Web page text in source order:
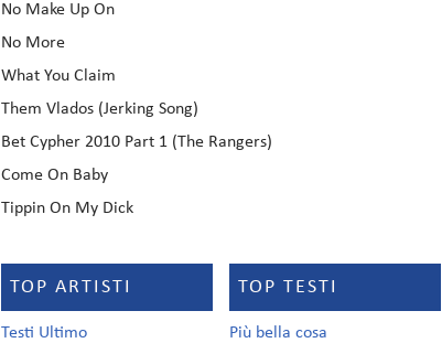
No Make Up On
No More
What You Claim
Them Vlados (Jerking Song)
Bet Cypher 2010 Part 1 (The Rangers)
Come On Baby
Tippin On My Dick
TOP ARTISTI
Testi Ultimo
TOP TESTI
Più bella cosa